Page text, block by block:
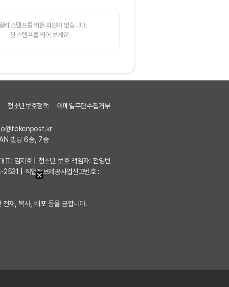
리 스탬프를 찍은 회원이 없습니다.
첫 스탬프를 찍어 보세요!
청소년보호정책 이메일무단수집거부
빌딩 6층, 7층
: 김지호 | 청소년 보호 책임자: 전영빈
| 직업정보제공사업신고번호 :
재, 복사, 배포 등을 금합니다.